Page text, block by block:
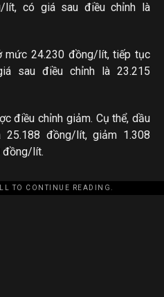
lít, có giá sau điều chỉnh là
mức 24.230 đồng/lít, tiếp tục
sau điều chỉnh là 23.215
điều chỉnh giảm. Cụ thể, dầu
đồng/lít, giảm 1.308
đồng/lít.
TO CONTINUE READING.